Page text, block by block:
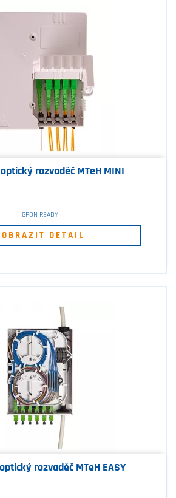
rozvaděč MTeH MINI
GPON READY
DETAIL
rozvaděč MTeH EASY